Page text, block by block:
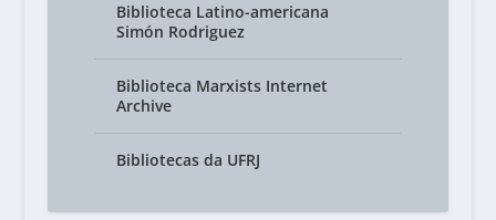
Biblioteca Latino-americana
Simón Rodriguez
Biblioteca Marxists Internet
Archive
Bibliotecas da UFRJ